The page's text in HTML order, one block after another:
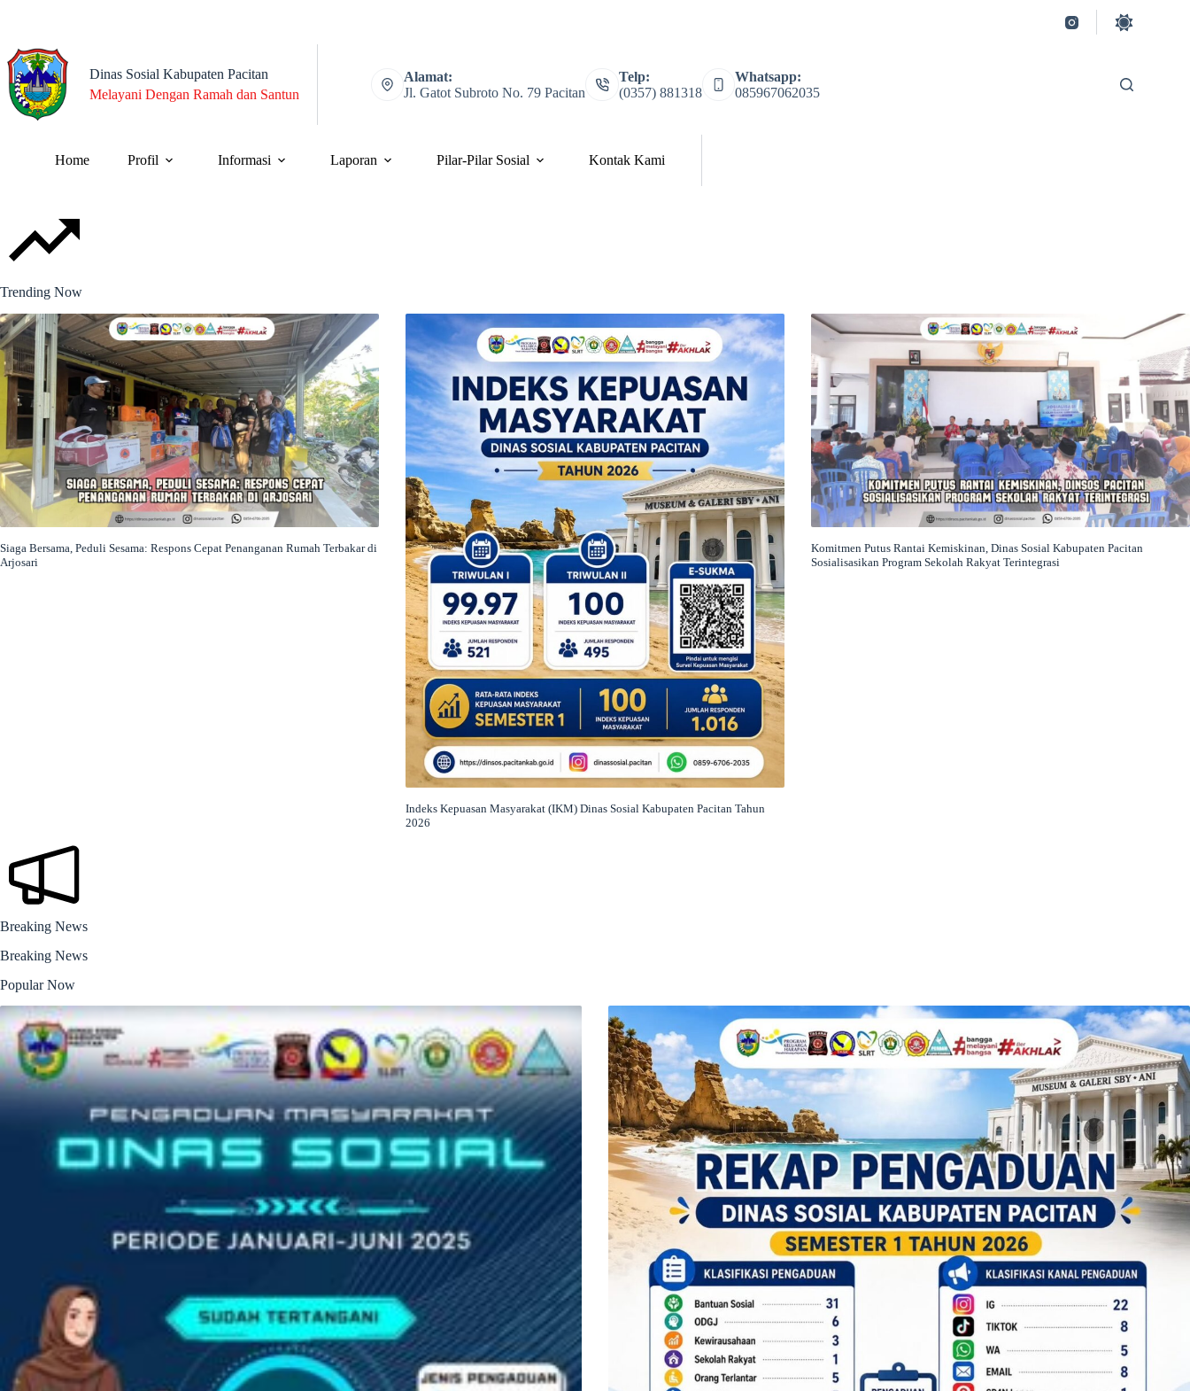
Dinas Sosial Kabupaten Pacitan
Melayani Dengan Ramah dan Santun
Alamat:
Jl. Gatot Subroto No. 79 Pacitan
Telp:
(0357) 881318
Whatsapp:
085967062035
Home Profil Informasi Laporan Pilar-Pilar Sosial Kontak Kami
Trending Now
Siaga Bersama, Peduli Sesama: Respons Cepat Penanganan Rumah Terbakar di
Arjosari
Indeks Kepuasan Masyarakat (IKM) Dinas Sosial Kabupaten Pacitan Tahun
2026
Komitmen Putus Rantai Kemiskinan, Dinas Sosial Kabupaten Pacitan
Sosialisasikan Program Sekolah Rakyat Terintegrasi
Breaking News
Breaking News
Popular Now